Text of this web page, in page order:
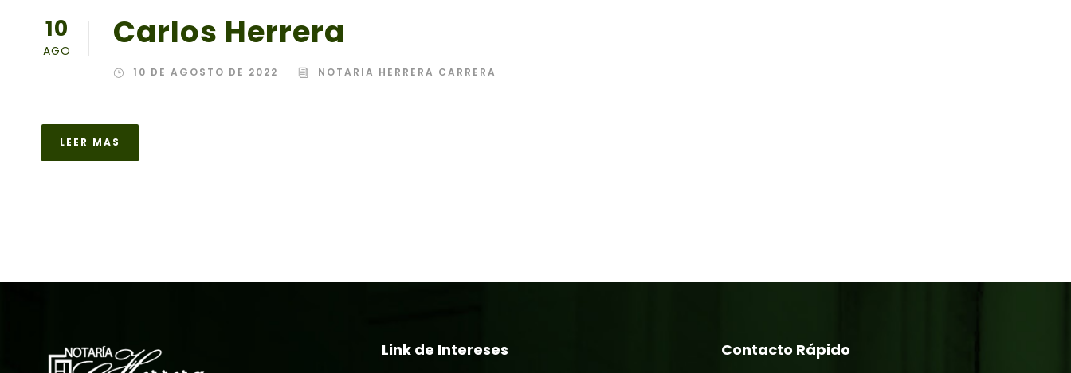
10
AGO Carlos Herrera
10 DE AGOSTO DE 2022 NOTARIA HERRERA CARRERA
LEER MAS
Link de Intereses Contacto Rápido